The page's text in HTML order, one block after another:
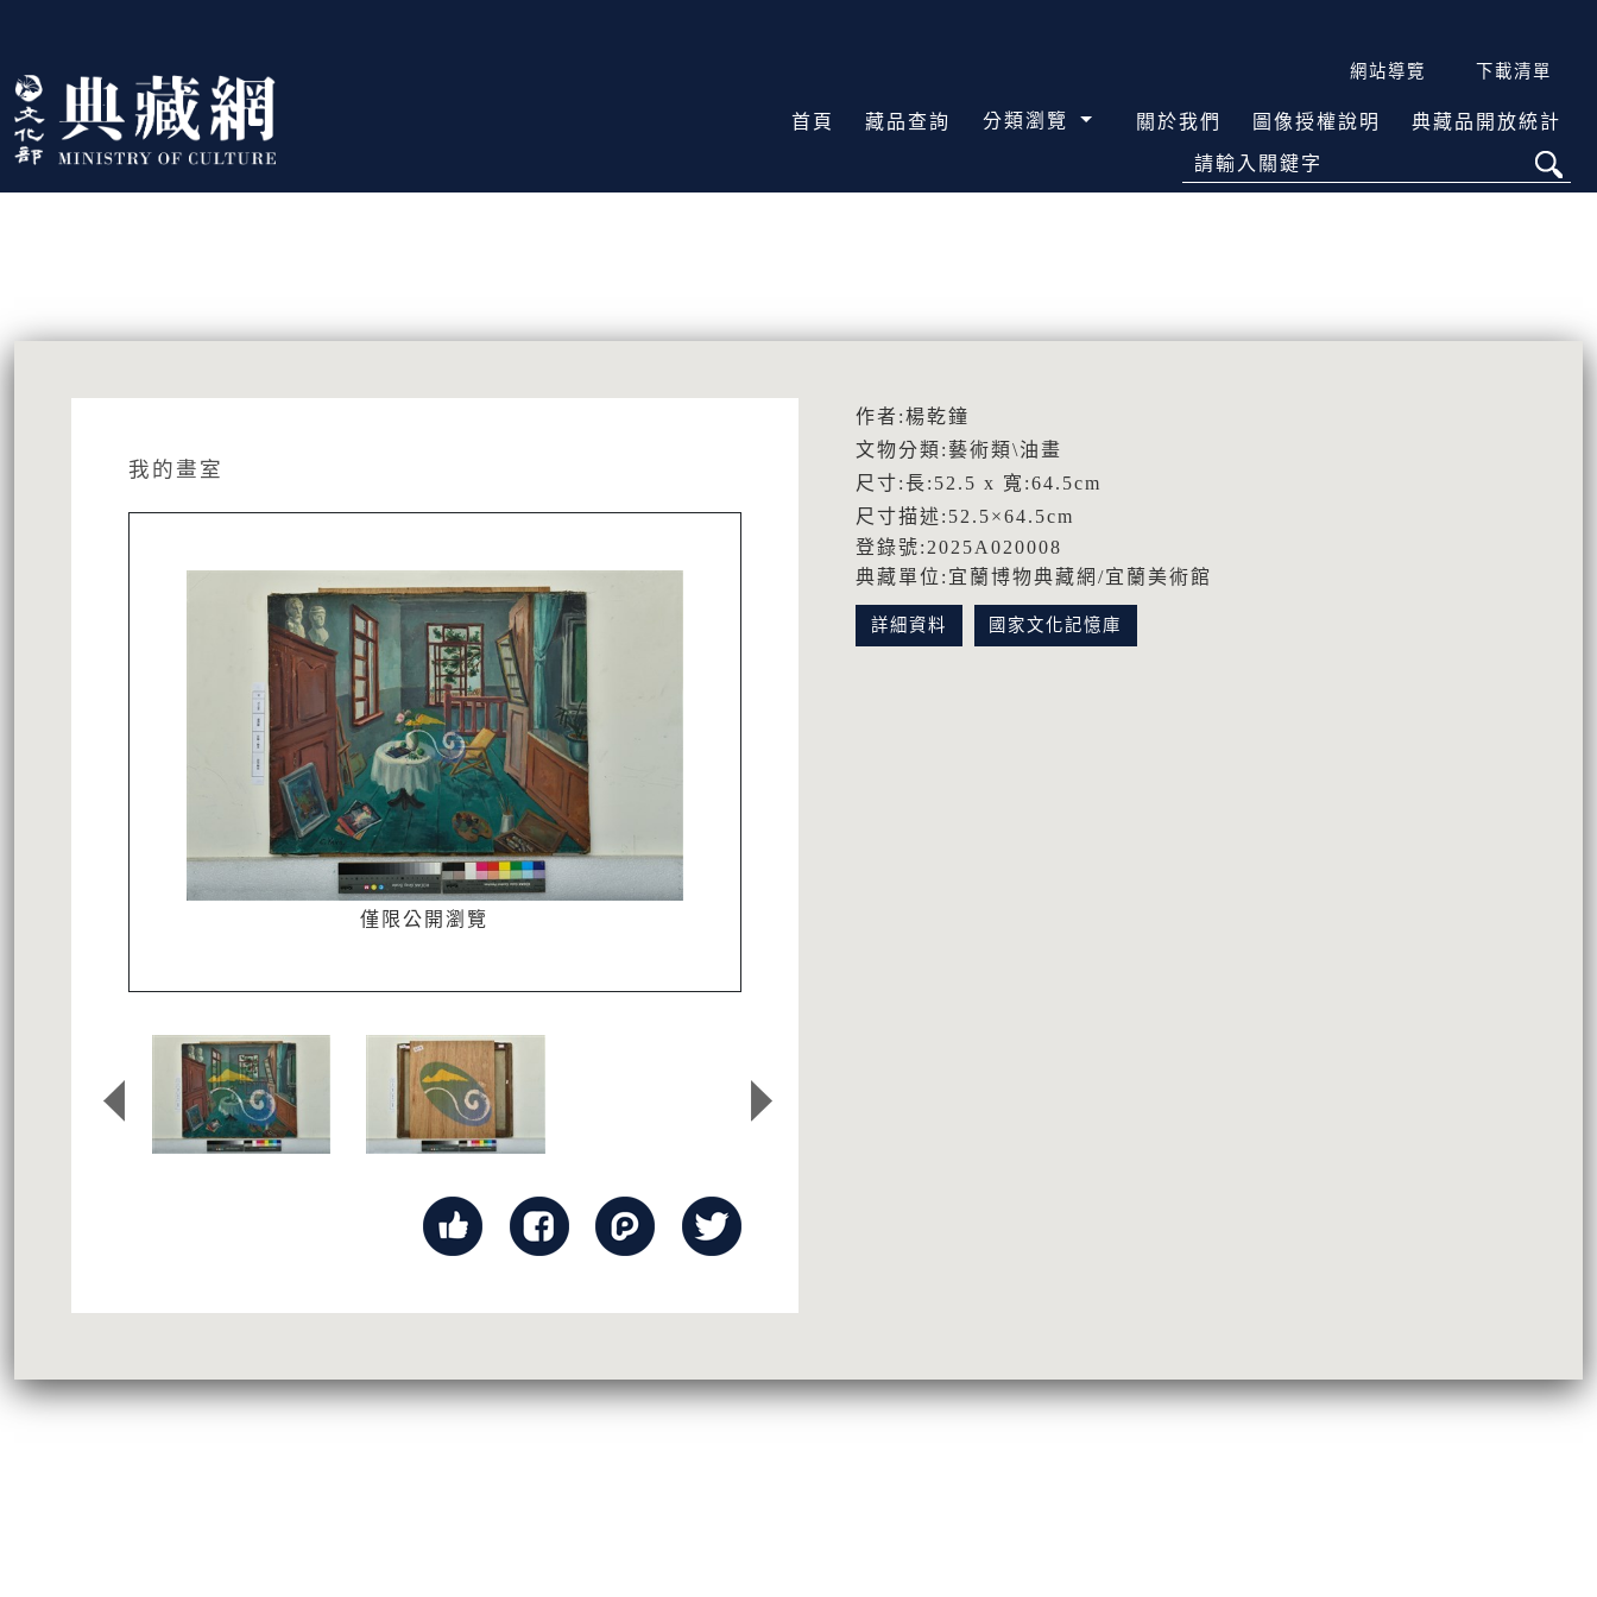
:::
網站導覽 下載清單
首頁 藏品查詢 分類瀏覽 關於我們 圖像授權說明 典藏品開放統計
請輸入關鍵字
我的畫室
僅限公開瀏覽
作者:楊乾鐘
文物分類:藝術類\油畫
尺寸:長:52.5 x 寬:64.5cm
尺寸描述:52.5×64.5cm
登錄號:2025A020008
典藏單位:宜蘭博物典藏網/宜蘭美術館
詳細資料 國家文化記憶庫